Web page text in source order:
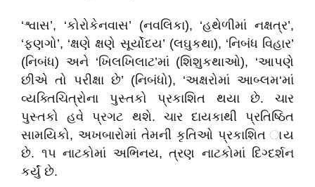
‘શ્વાસ’, ‘કોરોકેનવાસ’ (નવલિકા), ‘હથેળીમાં નક્ષત્ર’,
‘ફણગો’, ‘ક્ષણે ક્ષણે સૂર્યોદય’ (લઘુકથા), ‘નિબંધ વિહાર’
(નિબંધ) અને ‘ખિલખિલાટ’માં (શિશુકથાઓ), ‘આપણે
છીએ તો પરીક્ષા છે’ (નિબંધો), ‘અક્ષરોમાં આબ્લમ‘માં
વ્યક્તિચિત્રોના પુસ્તકો પ્રકાશિત થયા છે. ચાર
પુસ્તકો હવે પ્રગટ થશે. ચાર દાયકાથી પ્રતિષ્ઠિત
સામયિકો, અખબારોમાં તેમની કૃતિઓ પ્રકાશિત ાય
છે. ૧૫ નાટકોમાં અભિનય, ત્રણ નાટકોમાં દિગ્દર્શન
કર્યું છે.